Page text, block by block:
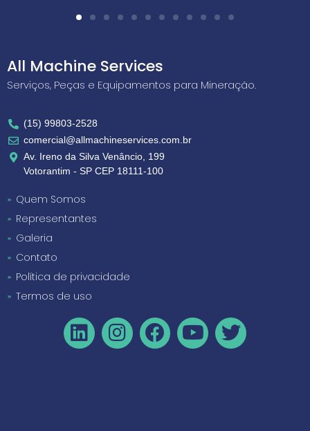
All Machine Services
Serviços, Peças e Equipamentos para Mineração.
(15) 99803-2528
comercial@allmachineservices.com.br
Av. Ireno da Silva Venâncio, 199
Votorantim - SP CEP 18111-100
Quem Somos
Representantes
Galeria
Contato
Política de privacidade
Termos de uso